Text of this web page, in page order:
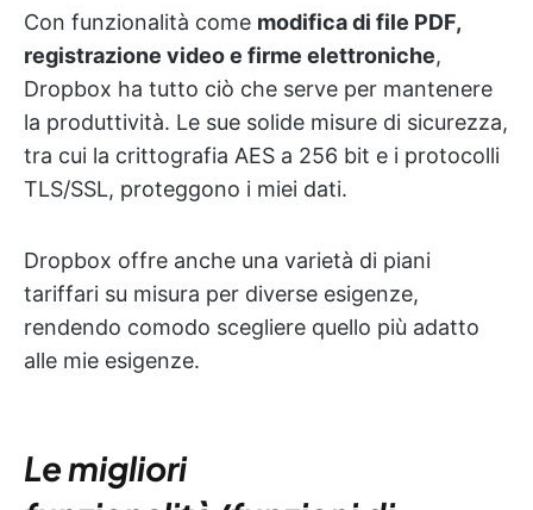
Con funzionalità come modifica di file PDF,
registrazione video e firme elettroniche,
Dropbox ha tutto ciò che serve per mantenere
la produttività. Le sue solide misure di sicurezza,
tra cui la crittografia AES a 256 bit e i protocolli
TLS/SSL, proteggono i miei dati.
Dropbox offre anche una varietà di piani
tariffari su misura per diverse esigenze,
rendendo comodo scegliere quello più adatto
alle mie esigenze.
Le migliori